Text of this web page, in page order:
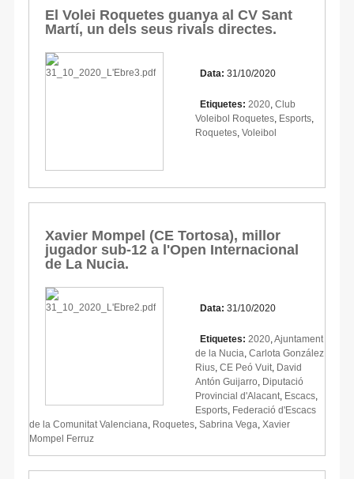
El Volei Roquetes guanya al CV Sant
Martí, un dels seus rivals directes.
Data: 31/10/2020
Etiquetes: 2020 Club
Voleibol Roquetes Esports
Roquetes Voleibol
Xavier Mompel (CE Tortosa), millor
jugador sub-12 a l'Open Internacional
de La Nucia.
Data: 31/10/2020
Etiquetes: 2020 Ajuntament
de la Nucia Carlota González
Rius CE Peó Vuit David
Antón Guijarro Diputació
Provincial d'Alacant Escacs
Esports Federació d'Escacs
de la Comunitat Valenciana Roquetes Sabrina Vega Xavier
Mompel Ferruz